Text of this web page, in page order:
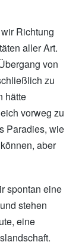
Richtung
aller Art.
von
zu
hätte
vorweg zu
Paradies, wie
aber
spontan eine
stehen
eine